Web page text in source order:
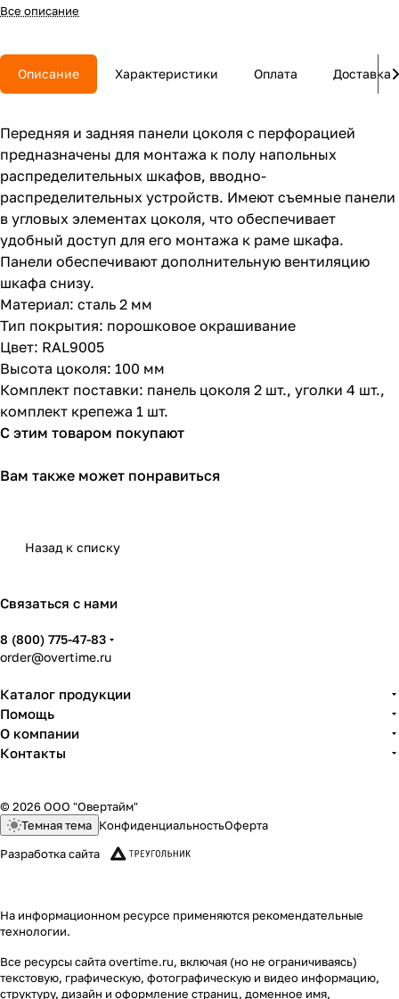
Все описание
Описание Характеристики Оплата Доставка
Передняя и задняя панели цоколя с перфорацией
предназначены для монтажа к полу напольных
распределительных шкафов, вводно-
распределительных устройств. Имеют съемные панели
в угловых элементах цоколя, что обеспечивает
удобный доступ для его монтажа к раме шкафа.
Панели обеспечивают дополнительную вентиляцию
шкафа снизу.
Материал: сталь 2 мм
Тип покрытия: порошковое окрашивание
Цвет: RAL9005
Высота цоколя: 100 мм
Комплект поставки: панель цоколя 2 шт., уголки 4 шт.,
комплект крепежа 1 шт.
С этим товаром покупают
Вам также может понравиться
Назад к списку
Связаться с нами
8 (800) 775-47-83
order@overtime.ru
Каталог продукции
Помощь
О компании
Контакты
© 2026 ООО "Овертайм"
Темная тема КонфиденциальностьОферта
Разработка сайта
На информационном ресурсе применяются рекомендательные
технологии.
Все ресурсы сайта overtime.ru, включая (но не ограничиваясь)
текстовую, графическую, фотографическую и видео информацию,
структуру, дизайн и оформление страниц, доменное имя,